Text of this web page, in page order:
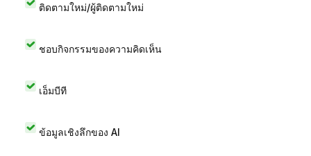
ติดตามใหม่/ผู้ติดตามใหม่
ชอบกิจกรรมของความคิดเห็น
เอ็มบีที
ข้อมูลเชิงลึกของ AI